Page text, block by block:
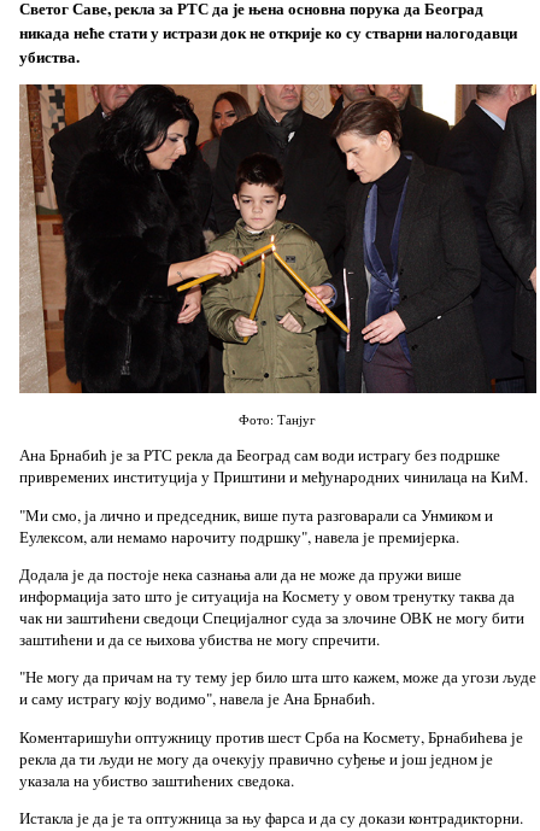
Светог Саве, рекла за РТС да је њена основна порука да Београд
никада неће стати у истрази док не открије ко су стварни налогодавци
убиства.
Фото: Танјуг
Ана Брнабић је за РТС рекла да Београд сам води истрагу без подршке
привремених институција у Приштини и међународних чинилаца на КиМ.
"Ми смо, ја лично и председник, више пута разговарали са Унмиком и
Еулексом, али немамо нарочиту подршку", навела је премијерка.
Додала је да постоје нека сазнања али да не може да пружи више
информација зато што је ситуација на Космету у овом тренутку таква да
чак ни заштићени сведоци Специјалног суда за злочине ОВК не могу бити
заштићени и да се њихова убиства не могу спречити.
"Не могу да причам на ту тему јер било шта што кажем, може да угози људе
и саму истрагу коју водимо", навела је Ана Брнабић.
Коментаришући оптужницу против шест Срба на Космету, Брнабићева је
рекла да ти људи не могу да очекују правично суђење и још једном је
указала на убиство заштићених сведока.
Истакла је да је та оптужница за њу фарса и да су докази контрадикторни.